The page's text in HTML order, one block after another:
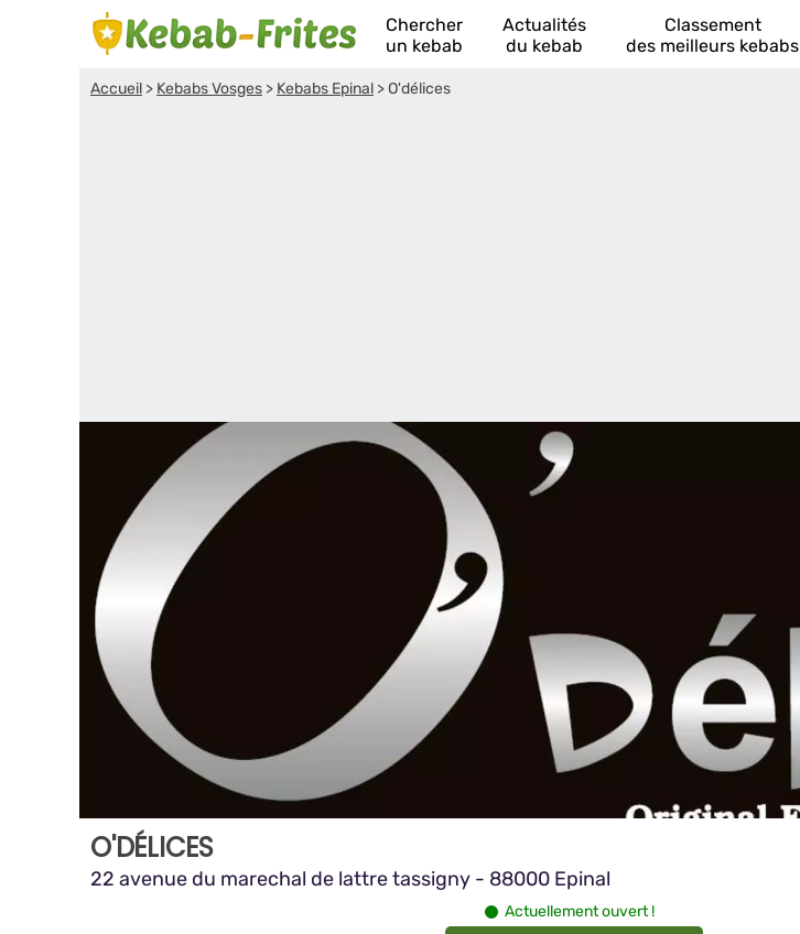
Chercher
un kebab
Actualités
du kebab
Classement
des meilleurs kebabs
Accueil > Kebabs Vosges > Kebabs Epinal >O'délices
O'DÉLICES
22 avenue du marechal de lattre tassigny - 88000 Epinal
Actuellement ouvert !